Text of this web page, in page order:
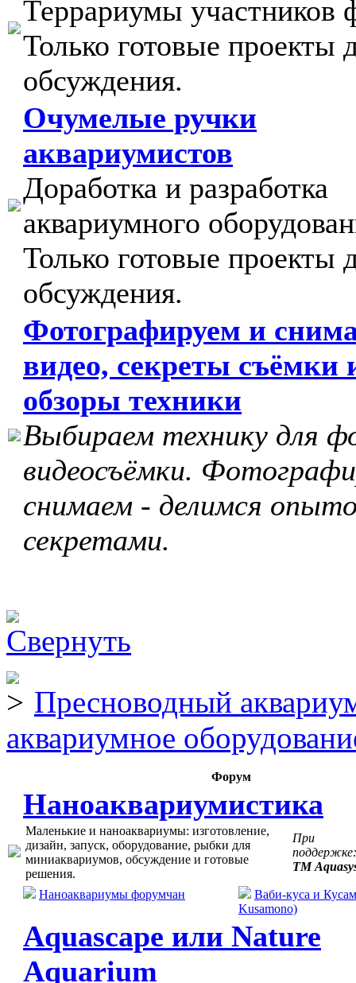
Террариумы участников
Только готовые проекты
обсуждения.
Очумелые ручки
аквариумистов
Доработка и разработка
аквариумного
Только готовые проекты
обсуждения.
Фотографируем и
видео, секреты съёмки
обзоры техники
Выбираем технику для
видеосъёмки.
снимаем - делимся
секретами.
Пресноводный
аквариумное
Форум
Наноаквариумистика
Маленькие и наноаквариумы: изготовление,
дизайн, запуск, оборудование, рыбки для
миниаквариумов, обсуждение и готовые
решения.
При
поддержке:
ТМ
Наноаквариумы форумчан
Ваби-куса и
Kusamono)
Aquascape или Nature
Aquarium